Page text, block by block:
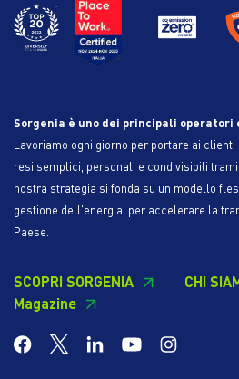
Sorgenia è uno dei principali
Lavoriamo ogni giorno per portare ai
resi semplici, personali e condivisibili
nostra strategia si fonda su un modello
gestione dell'energia, per accelerare la
Paese.
SCOPRI SORGENIA
CHI
Magazine